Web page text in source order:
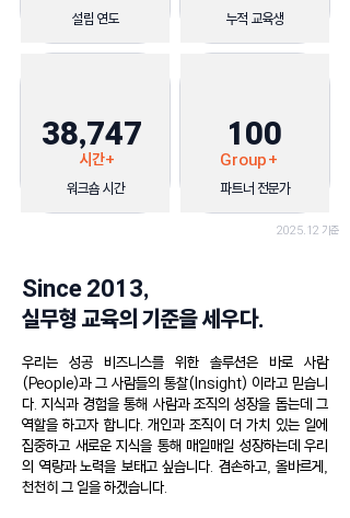
​설립 연도
38,747
시간+
​워크숍 시간
누적 교육생
100
Group+
파트너 전문가
2025.12 기준
Since 2013,
실무형 교육의 기준을 세우다.
우리는 성공 비즈니스를 위한 솔루션은 바로 사람
(People)과 그 사람들의 통찰(Insight) 이라고 믿습니
다. 지식과 경험을 통해 사람과 조직의 성장을 돕는데 그
역할을 하고자 합니다.개인과 조직이 더 가치 있는 일에
집중하고 새로운 지식을 통해 매일매일 성장하는데 우리
의 역량과 노력을 보태고 싶습니다. 겸손하고, 올바르게,
천천히 그 일을 하겠습니다.